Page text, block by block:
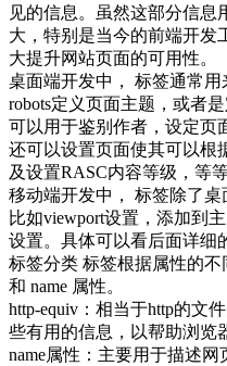
见的信息。虽然这部分信息
大，特别是当今的前端开发
大提升网站页面的可用性。
桌面端开发中， 标签通常用
robots定义页面主题，或者
可以用于鉴别作者，设定页
还可以设置页面使其可以根
及设置RASC内容等级，等等
移动端开发中， 标签除了桌
比如viewport设置，添加到
设置。具体可以看后面详细
标签分类 标签根据属性的不
和 name 属性。
http-equiv：相当于http的文
些有用的信息，以帮助浏览
name属性：主要用于描述网